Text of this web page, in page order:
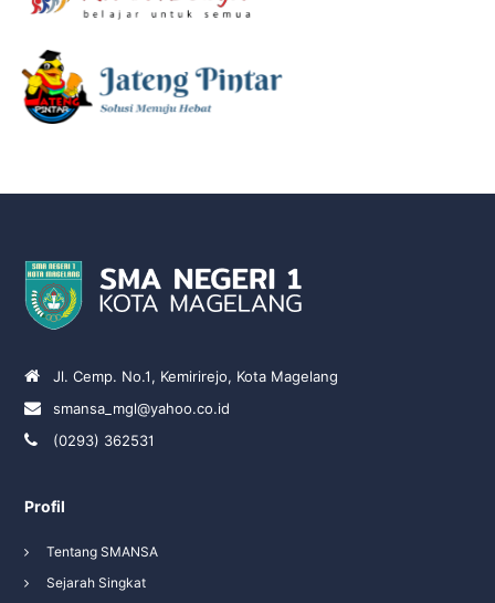
Jl. Cemp. No.1, Kemirirejo, Kota Magelang
smansa_mgl@yahoo.co.id
(0293) 362531
Profil
Tentang SMANSA
Sejarah Singkat